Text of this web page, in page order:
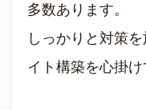
多数あります。
しっかりと対策
イト構築を心掛け